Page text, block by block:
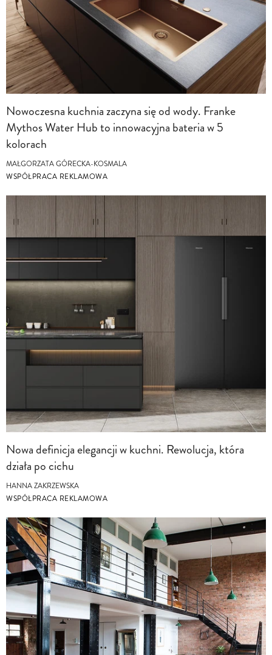
Nowoczesna kuchnia zaczyna się od wody. Franke
Mythos Water Hub to innowacyjna bateria w 5
kolorach
MAŁGORZATA GÓRECKA-KOSMALA
WSPÓŁPRACA REKLAMOWA
Nowa definicja elegancji w kuchni. Rewolucja, która
działa po cichu
HANNA ZAKRZEWSKA
WSPÓŁPRACA REKLAMOWA